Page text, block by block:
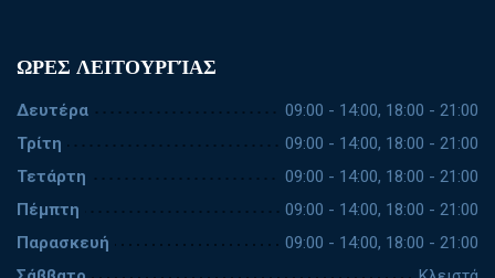
ΩΡΕΣ ΛΕΙΤΟΥΡΓΊΑΣ
Δευτέρα
09:00 - 14:00, 18:00 - 21:00
Τρίτη
09:00 - 14:00, 18:00 - 21:00
Τετάρτη
09:00 - 14:00, 18:00 - 21:00
Πέμπτη
09:00 - 14:00, 18:00 - 21:00
Παρασκευή
09:00 - 14:00, 18:00 - 21:00